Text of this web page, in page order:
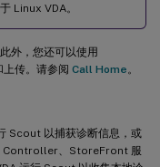
Linux VDA。
外，您还可以使用
传。请参阅 Call Home 。
Scout 以捕获诊断信息，或
Controller、StoreFront 服